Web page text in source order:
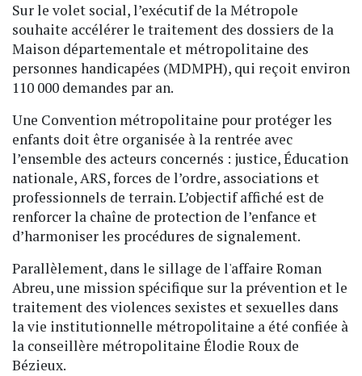
Sur le volet social, l’exécutif de la Métropole
souhaite accélérer le traitement des dossiers de la
Maison départementale et métropolitaine des
personnes handicapées (MDMPH), qui reçoit environ
110 000 demandes par an.
Une Convention métropolitaine pour protéger les
enfants doit être organisée à la rentrée avec
l’ensemble des acteurs concernés : justice, Éducation
nationale, ARS, forces de l’ordre, associations et
professionnels de terrain. L’objectif affiché est de
renforcer la chaîne de protection de l’enfance et
d’harmoniser les procédures de signalement.
Parallèlement, dans le sillage de l'affaire Roman
Abreu, une mission spécifique sur la prévention et le
traitement des violences sexistes et sexuelles dans
la vie institutionnelle métropolitaine a été confiée à
la conseillère métropolitaine Élodie Roux de
Bézieux.